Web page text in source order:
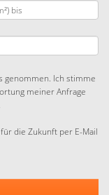
genommen. Ich stimme
meiner Anfrage
die Zukunft per E-Mail